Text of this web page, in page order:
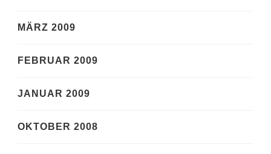
MÄRZ 2009
FEBRUAR 2009
JANUAR 2009
OKTOBER 2008